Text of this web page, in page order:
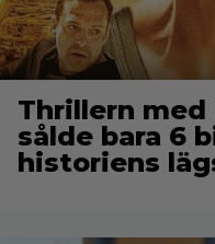
Thrillern
sålde bara 6
historiens